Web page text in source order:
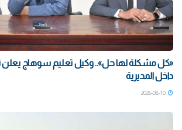
«كل مشكلة لها حل».. وكيل تعليم سوهاج يعلن
داخل المديرية